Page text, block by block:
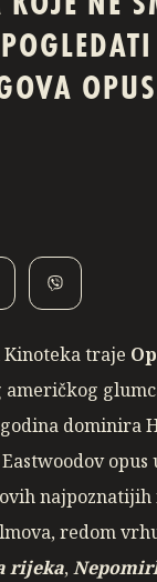
Kinoteka traje
američkog
dominira
opus
najpoznatijih
redom
rijeka,